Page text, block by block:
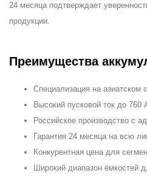
24 месяца подтверждает
продукции.
Преимущества
Специализация на азиатском
Высокий пусковой ток до 760
Российское производство с
Гарантия 24 месяца на всю
Конкурентная цена для
Широкий диапазон ёмкостей